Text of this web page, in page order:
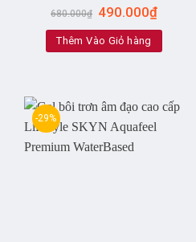
Rated5.00
out of 5
680.000₫ 490.000₫
Thêm Vào Giỏ hàng
-29%